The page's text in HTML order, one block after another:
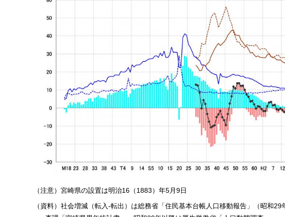
（注意）宮崎県の設置は明治16（1883）年5月9日
（資料）社会増減（転入-転出）は総務省「住民基本台帳人口移動報告」（昭和